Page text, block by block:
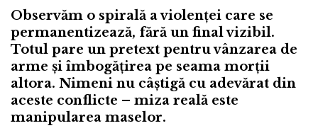
Observăm o spirală a violenței care se
permanentizează, fără un final vizibil.
Totul pare un pretext pentru vânzarea de
arme și îmbogățirea pe seama morții
altora. Nimeni nu câștigă cu adevărat din
aceste conflicte – miza reală este
manipularea maselor.